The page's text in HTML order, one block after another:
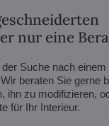
nur eine
Suche nach
beraten Sie gerne
ihn zu modifizieren,
für Ihr Interieur.